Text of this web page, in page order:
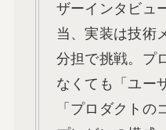
ザーインタビュ
当、実装は技術
分担で挑戦。プ
なくても「ユー
「プロダクトの